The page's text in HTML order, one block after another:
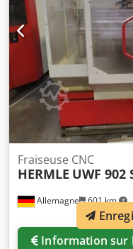
Allemagne 601 km
Fraiseuse CNC
HERMLE UWF 902